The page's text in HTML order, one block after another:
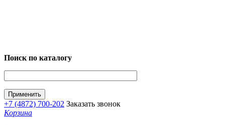
Поиск по каталогу
+7 (4872) 700-202 Заказать звонок
Корзина